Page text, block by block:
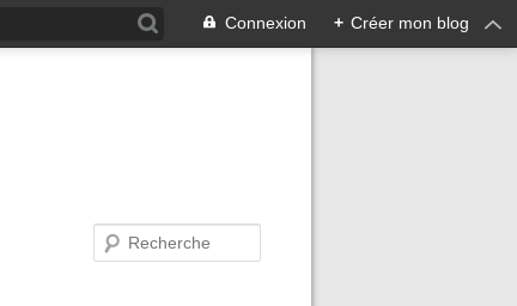
Connexion + Créer mon blog